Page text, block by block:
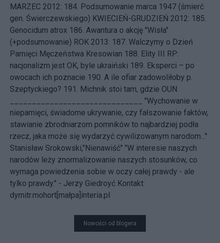
MARZEC 2012: 184. Podsumowanie marca 1947 (śmierć
gen. Świerczewskiego) KWIECIEŃ-GRUDZIEŃ 2012: 185.
Genocidum atrox 186. Awantura o akcję "Wisła"
(+podsumowanie) ROK 2013: 187. Walczymy o Dzień
Pamięci Męczeństwa Kresowian 188. Elity III RP:
nacjonalizm jest OK, byle ukraiński 189. Eksperci – po
owocach ich poznacie 190. A ile ofiar zadowoliłoby p.
Szeptyckiego? 191. Michnik stoi tam, gdzie OUN
______________________________ "Wychowanie w
niepamięci, świadome ukrywanie, czy fałszowanie faktów,
stawianie zbrodniarzom pomników to najbardziej podła
rzecz, jaka może się wydarzyć cywilizowanym narodom..."
Stanisław Srokowski,"Nienawiść" "W interesie naszych
narodów leży znormalizowanie naszych stosunków, co
wymaga powiedzenia sobie w oczy całej prawdy - ale
tylko prawdy." - Jerzy Giedroyć Kontakt:
dymitr.mohort[małpa]interia.pl
Nowości od blogera